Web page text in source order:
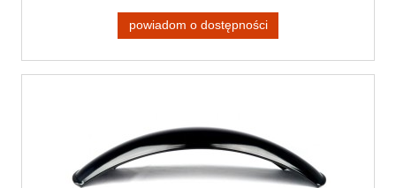
powiadom o dostępności